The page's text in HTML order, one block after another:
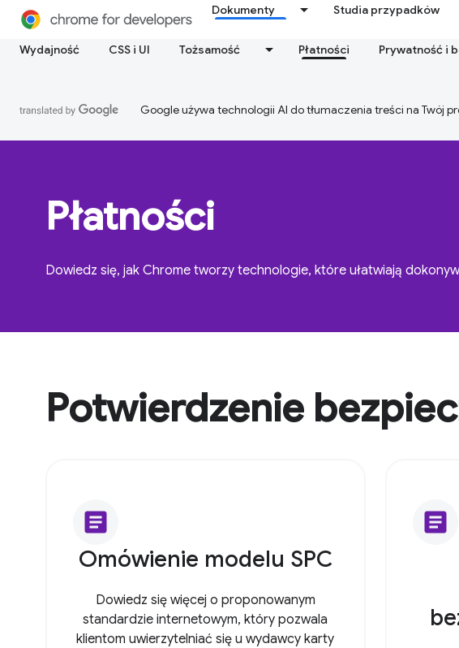
Dokumenty Studia przypadków
Wydajność CSS i UI Tożsamość Płatności Prywatność i
Google używa technologii AI do tłumaczenia treści na Twój
Płatności
Dowiedz się, jak Chrome tworzy technologie, które ułatwiają
Potwierdzenie
article
Omówienie modelu SPC
Dowiedz się więcej o proponowanym
standardzie internetowym, który pozwala
klientom uwierzytelniać się u wydawcy karty
article